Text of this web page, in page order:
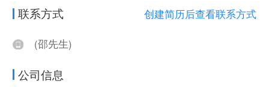
联系方式 创建简历后查看联系方式
(邵先生)
公司信息